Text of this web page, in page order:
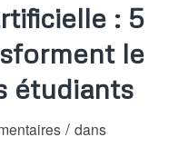
: 5
le
étudiants
/ dans